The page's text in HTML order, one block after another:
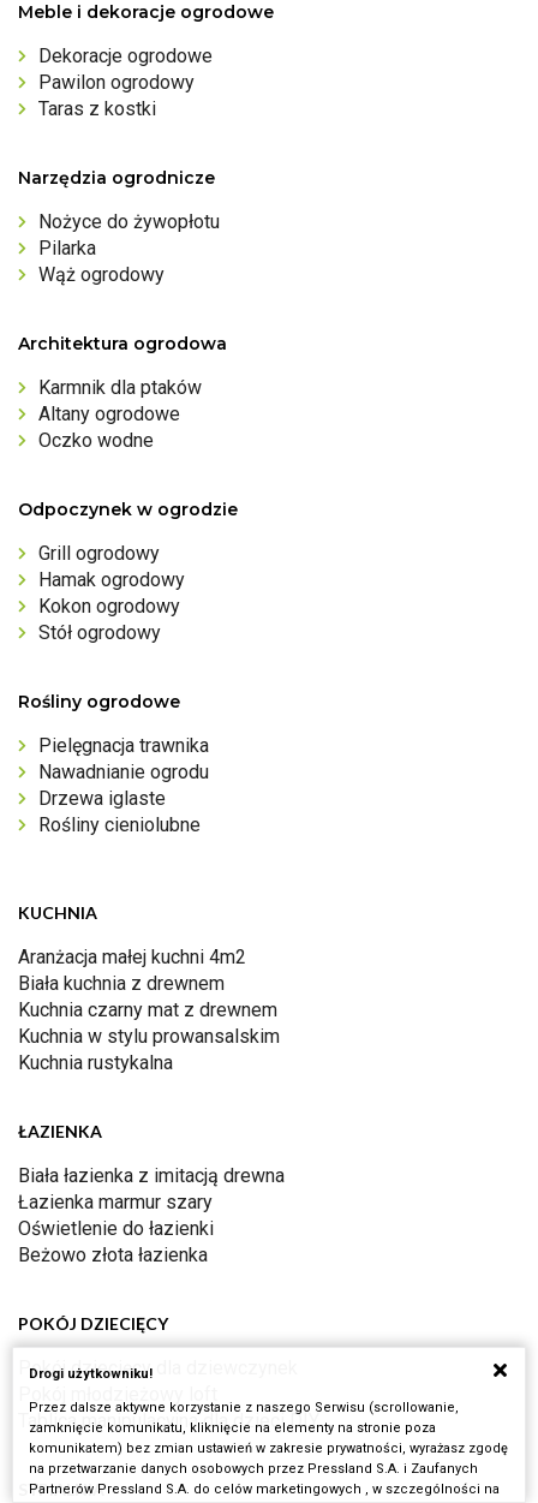
Meble i dekoracje ogrodowe
Dekoracje ogrodowe
Pawilon ogrodowy
Taras z kostki
Narzędzia ogrodnicze
Nożyce do żywopłotu
Pilarka
Wąż ogrodowy
Architektura ogrodowa
Karmnik dla ptaków
Altany ogrodowe
Oczko wodne
Odpoczynek w ogrodzie
Grill ogrodowy
Hamak ogrodowy
Kokon ogrodowy
Stół ogrodowy
Rośliny ogrodowe
Pielęgnacja trawnika
Nawadnianie ogrodu
Drzewa iglaste
Rośliny cieniolubne
KUCHNIA
Aranżacja małej kuchni 4m2
Biała kuchnia z drewnem
Kuchnia czarny mat z drewnem
Kuchnia w stylu prowansalskim
Kuchnia rustykalna
ŁAZIENKA
Biała łazienka z imitacją drewna
Łazienka marmur szary
Oświetlenie do łazienki
Beżowo złota łazienka
POKÓJ DZIECIĘCY
Pokój dziecięcy dla dziewczynek
Tablica manipulacyjna dla dzieci DIY
SYPIALNIA
Drogi użytkowniku!
Przez dalsze aktywne korzystanie z naszego Serwisu (scrollowanie,
zamknięcie komunikatu, kliknięcie na elementy na stronie poza
komunikatem) bez zmian ustawień w zakresie prywatności, wyrażasz zgodę
na przetwarzanie danych osobowych przez Pressland S.A. i Zaufanych
Partnerów Pressland S.A. do celów marketingowych , w szczególności na